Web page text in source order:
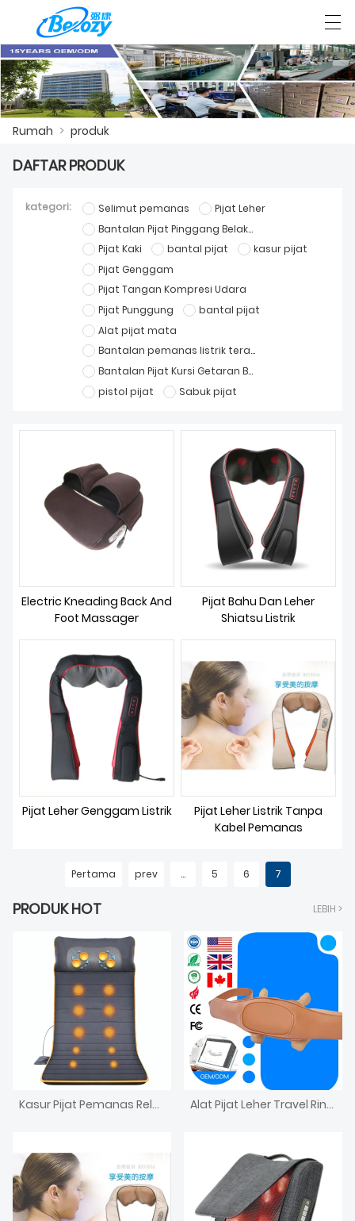
HUBUNGI KAMI
TENTANG KAMI
العربية Deutsch English Español
Rumah > produk
DAFTAR PRODUK
kategori: Selimut pemanas
Pijat Leher
Bantalan Pijat Pinggang Belakang
Pijat Kaki
bantal pijat
kasur pijat
Pijat Genggam
Pijat Tangan Kompresi Udara
Pijat Punggung
bantal pijat
Alat pijat mata
Bantalan pemanas listrik terapeutik
Bantalan Pijat Kursi Getaran Bantal Pijat Shiatsu
pistol pijat
Sabuk pijat
Electric Kneading Back And
Foot Massager
Pijat Bahu Dan Leher
Shiatsu Listrik
Pijat Leher Genggam Listrik
Pijat Leher Listrik Tanpa
Kabel Pemanas
Pertama prev ... 5 6 7
PRODUK HOT LEBIH >
Kasur Pijat Pemanas Relaksasi Seluruh Tubuh Alat Pijat Leher Travel Ringkas Alat Pijat Leher, Bahu, dan Punggung Bantal Alat Traksi Serviks Alat Pijat Leher Tangan Master